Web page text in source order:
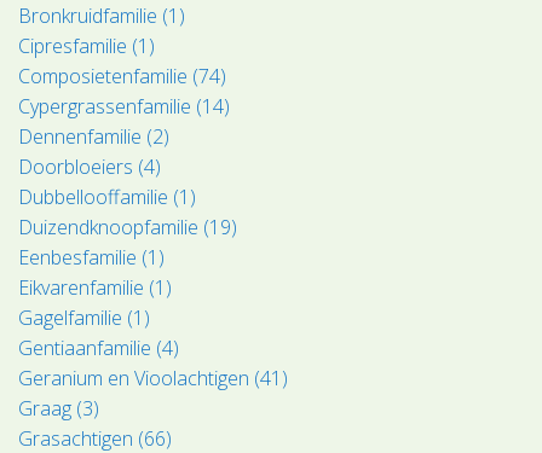
Bronkruidfamilie (1)
Cipresfamilie (1)
Composietenfamilie (74)
Cypergrassenfamilie (14)
Dennenfamilie (2)
Doorbloeiers (4)
Dubbellooffamilie (1)
Duizendknoopfamilie (19)
Eenbesfamilie (1)
Eikvarenfamilie (1)
Gagelfamilie (1)
Gentiaanfamilie (4)
Geranium en Vioolachtigen (41)
Graag (3)
Grasachtigen (66)